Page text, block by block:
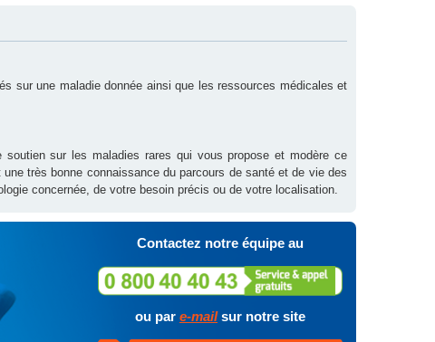
sur une maladie donnée ainsi que les ressources médicales et
soutien sur les maladies rares qui vous propose et modère ce
très bonne connaissance du parcours de santé et de vie des
concernée, de votre besoin précis ou de votre localisation.
Contactez notre équipe au
ou par e-mailsur notre site